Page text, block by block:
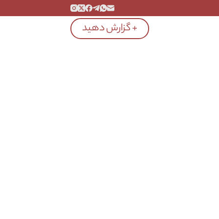
+ گزارش دهید